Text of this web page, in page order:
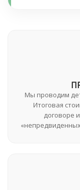
Мы проводим
Итоговая
договоре